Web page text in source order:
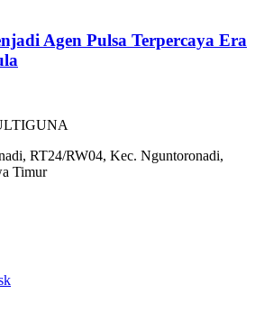
Agen Pulsa Terpercaya Era
RT24/RW04, Kec. Nguntoronadi,
Timur